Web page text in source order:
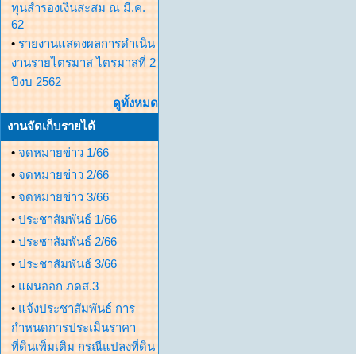
ทุนสำรองเงินสะสม ณ มี.ค.
62
• รายงานแสดงผลการดำเนิน
งานรายไตรมาส ไตรมาสที่ 2
ปีงบ 2562
ดูทั้งหมด
งานจัดเก็บรายได้
• จดหมายข่าว 1/66
• จดหมายข่าว 2/66
• จดหมายข่าว 3/66
• ประชาสัมพันธ์ 1/66
• ประชาสัมพันธ์ 2/66
• ประชาสัมพันธ์ 3/66
• แผนออก ภดส.3
• แจ้งประชาสัมพันธ์ การ
กำหนดการประเมินราคา
ที่ดินเพิ่มเติม กรณีแปลงที่ดิน